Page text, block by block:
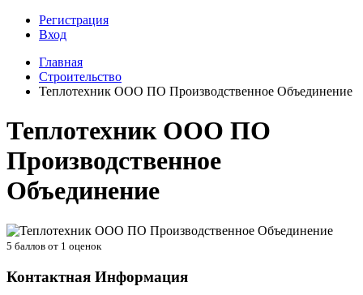
Регистрация
Вход
Главная
Строительство
Теплотехник ООО ПО Производственное Объединение
Теплотехник ООО ПО
Производственное
Объединение
5 баллов от 1 оценок
Контактная Информация